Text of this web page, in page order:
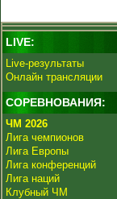
LIVE:
Live-результаты
Онлайн трансляции
СОРЕВНОВАНИЯ:
ЧМ 2026
Лига чемпионов
Лига Европы
Лига конференций
Лига наций
Клубный ЧМ